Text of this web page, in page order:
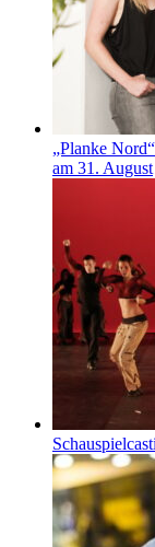
„Planke
am 31. August